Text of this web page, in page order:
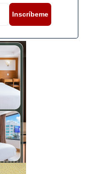
Inscríbeme